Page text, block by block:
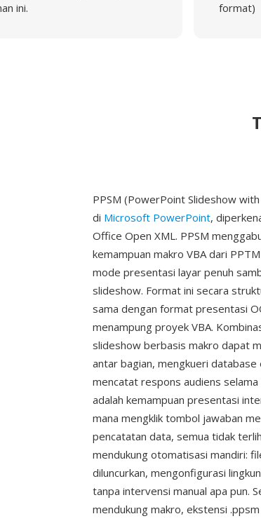
ini.
format)
PPSM (PowerPoint Slideshow
di Microsoft PowerPoint,
Office Open XML. PPSM
kemampuan makro VBA dari
mode presentasi layar penuh
slideshow. Format ini secara
sama dengan format presentasi
menampung proyek VBA.
slideshow berbasis makro dapat
antar bagian, mengkueri
mencatat respons audiens selama
adalah kemampuan presentasi
mana mengklik tombol jawaban
pencatatan data, semua tidak
mendukung otomatisasi mandiri:
diluncurkan, mengonfigurasi
tanpa intervensi manual apa pun.
mendukung makro, ekstensi